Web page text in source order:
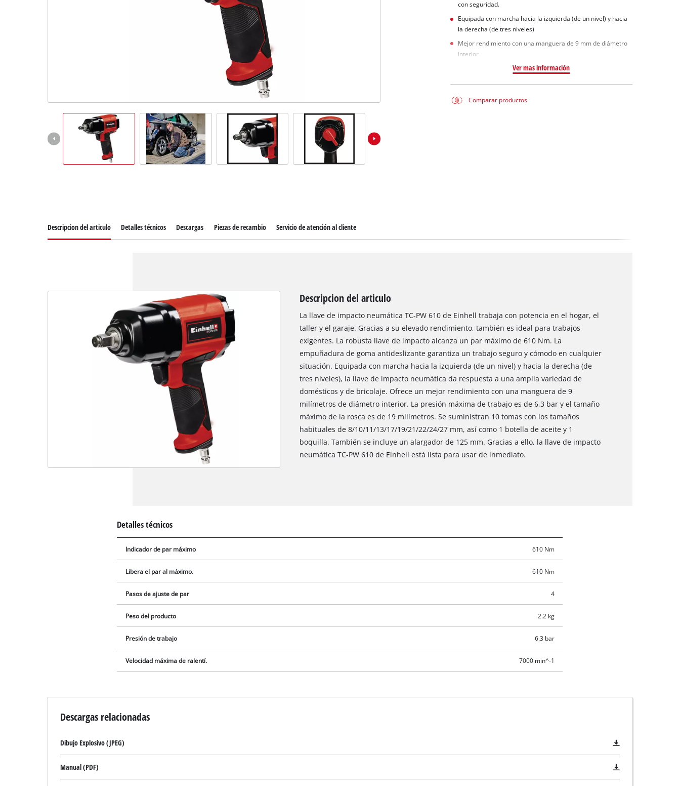
Todos los productos Power X-Change
Herramientas Power X-Change
Herramientas de jardín Power X-Change
Impacto y destornilladores
con seguridad.
Equipada con marcha hacia la izquierda (de un nivel) y hacia
la derecha (de tres niveles)
Mejor rendimiento con una manguera de 9 mm de diámetro
interior
Ver mas información
Comparar productos
cargar el servicio Google Maps!
This content is not permitted to load due
visitor. The website owner needs to setup
Descripcion del articulo Detalles técnicos Descargas Piezas de recambio Servicio de atención al cliente
Descripcion del articulo
La llave de impacto neumática TC-PW 610 de Einhell trabaja con potencia en el hogar, el
taller y el garaje. Gracias a su elevado rendimiento, también es ideal para trabajos
exigentes. La robusta llave de impacto alcanza un par máximo de 610 Nm. La
empuñadura de goma antideslizante garantiza un trabajo seguro y cómodo en cualquier
situación. Equipada con marcha hacia la izquierda (de un nivel) y hacia la derecha (de
tres niveles), la llave de impacto neumática da respuesta a una amplia variedad de
domésticos y de bricolaje. Ofrece un mejor rendimiento con una manguera de 9
milímetros de diámetro interior. La presión máxima de trabajo es de 6,3 bar y el tamaño
máximo de la rosca es de 19 milímetros. Se suministran 10 tomas con los tamaños
habituales de 8/10/11/13/17/19/21/22/24/27 mm, así como 1 botella de aceite y 1
boquilla. También se incluye un alargador de 125 mm. Gracias a ello, la llave de impacto
neumática TC-PW 610 de Einhell está lista para usar de inmediato.
Detalles técnicos
Indicador de par máximo 610 Nm
Libera el par al máximo. 610 Nm
Pasos de ajuste de par 4
Peso del producto 2.2 kg
Presión de trabajo 6.3 bar
Velocidad máxima de ralentí. 7000 min^-1
Descargas relacionadas
Dibujo Explosivo (JPEG)
Manual (PDF)